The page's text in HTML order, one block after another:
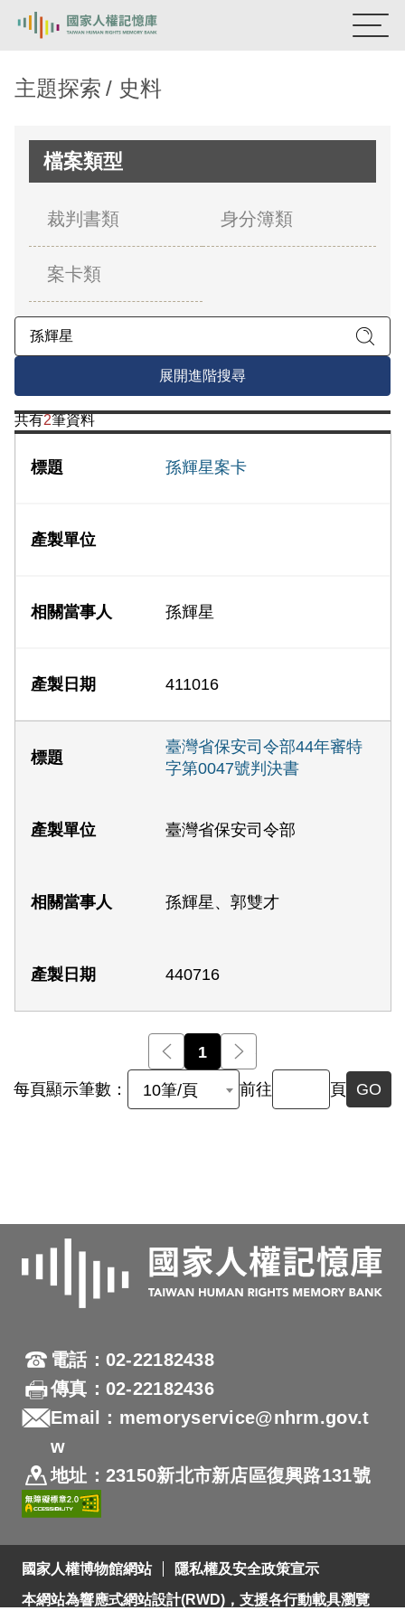
新生訓導處
關於我們
意見信箱
主題探索 史料
檔案類型
裁判書類 身分簿類
案卡類
展開進階搜尋
共有2筆資料
孫輝星案卡
孫輝星
411016
臺灣省保安司令部44年審特
字第0047號判決書
臺灣省保安司令部
孫輝星、郭雙才
440716
前一頁
1
每頁顯示筆數： 10筆/頁 前往 頁 GO
電話：02-22182438
傳真：02-22182436
Email：memoryservice@nhrm.gov.t
w
地址：23150新北市新店區復興路131號
國家人權博物館網站
隱私權及安全政策宣示
本網站為響應式網站設計(RWD)，支援各行動載具瀏覽